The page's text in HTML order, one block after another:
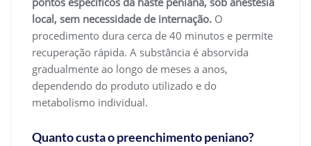
local, sem necessidade de internação. O
procedimento dura cerca de 40 minutos e permite
recuperação rápida. A substância é absorvida
gradualmente ao longo de meses a anos,
dependendo do produto utilizado e do
metabolismo individual.
Quanto custa o preenchimento peniano?